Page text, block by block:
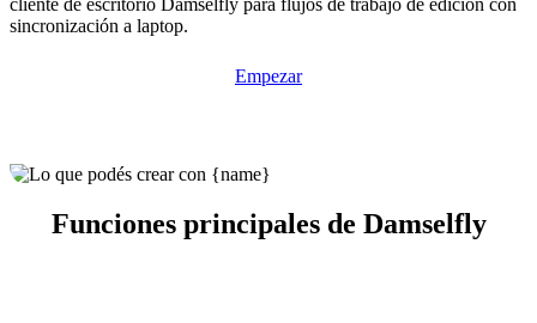
sincronización a laptop.
Empezar
Funciones principales de Damselfly